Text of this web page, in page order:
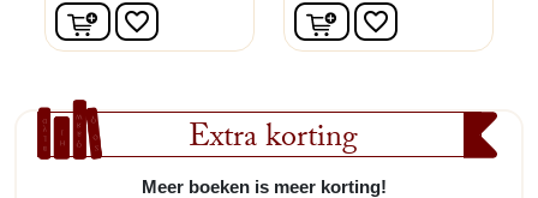
Extra korting
Meer boeken is meer korting!
In winkelwagen
favorite_border In winkelwagen
favorite_border